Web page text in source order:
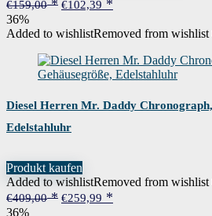
€159,00
war:
€159,00
€102,39
€102,39.
36%
Added to wishlistRemoved from wishlist
Diesel Herren Mr. Daddy
Edelstahluhr
Produkt kaufen
Added to wishlistRemoved from wishlist
€409,00
Ursprünglicher
€259,99
36%